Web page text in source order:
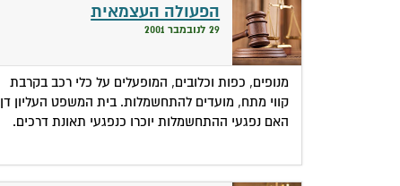
הפעולה העצמאית
29 לנובמבר 2001
מנופים, כפות וכלובים, המופעלים על כלי רכב בקרבת
קווי מתח, מועדים להתחשמלות. בית המשפט העליון דן
האם נפגעי ההתחשמלות יוכרו כנפגעי תאונת דרכים.